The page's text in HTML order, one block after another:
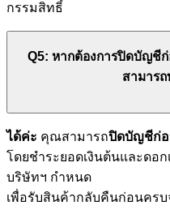
กรรมสิทธิ์
Q5: หากต้องการปิดบัญชี
สามาร
ได้ค่ะ คุณสามารถปิดบัญชีก่
โดยชำระยอดเงินต้นและดอ
บริษัทฯ กำหนด
เพื่อรับสินค้ากลับคืนก่อนครบ